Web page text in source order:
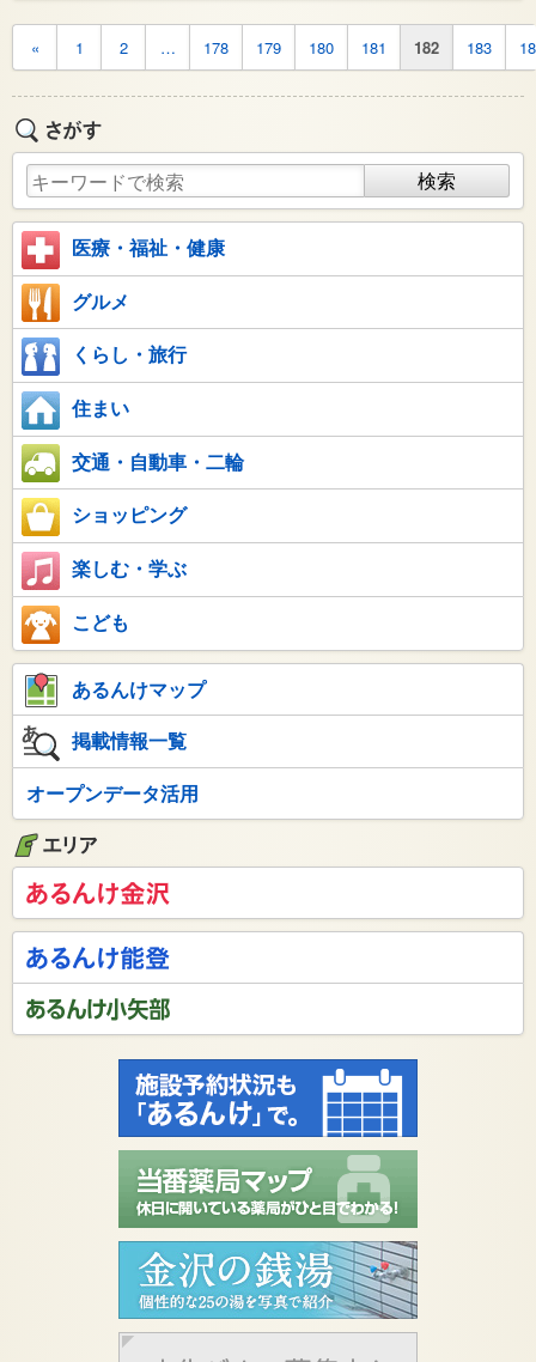
« 1 2 … 178 179 180 181 182 183
医療・福祉・健康
グルメ
くらし・旅行
住まい
交通・自動車・二輪
ショッピング
楽しむ・学ぶ
こども
あるんけマップ
掲載情報一覧
オープンデータ活用